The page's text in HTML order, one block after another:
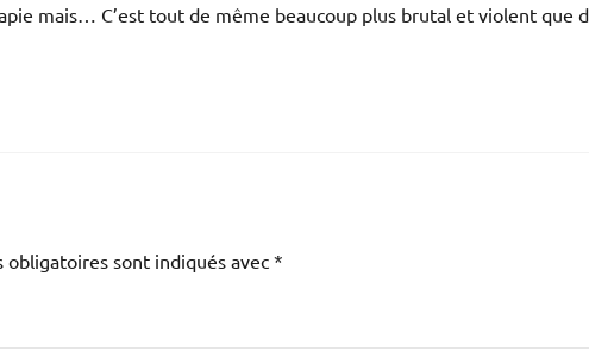
mais… C’est tout de même beaucoup plus brutal et violent que
obligatoires sont indiqués avec*